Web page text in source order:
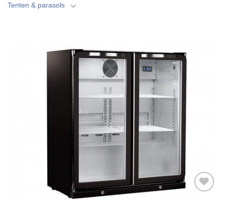
Tenten & parasols